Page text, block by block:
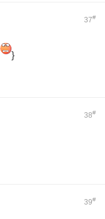
37#
}
38#
39#